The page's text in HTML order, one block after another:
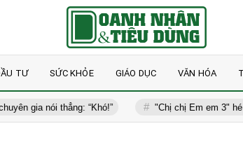
TƯ SỨC KHỎE GIÁO DỤC VĂN HÓA
thẳng: “Khó!” "Chị chị Em em 3" hé lộ màn